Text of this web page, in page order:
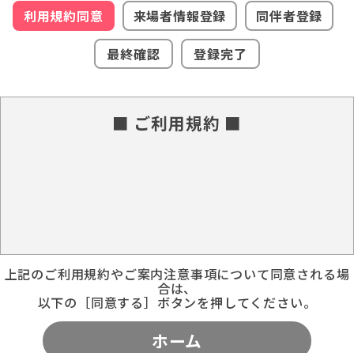
利用規約同意 来場者情報登録
同伴者登録
最終確認
登録完了
■ ご利用規約 ■
上記のご利用規約やご案内注意事項について同意される場
合は、
以下の［同意する］ボタンを押してください。
ホーム